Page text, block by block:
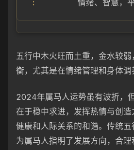
情绪、智慧，
五行中木火旺而土重，金水较
衡，尤其是在情绪管理和身体调
2024年属马人运势虽有波折，
在于稳中求进，发挥热情与创
健康和人际关系的和谐。传统
为属马人指明了发展方向，合理